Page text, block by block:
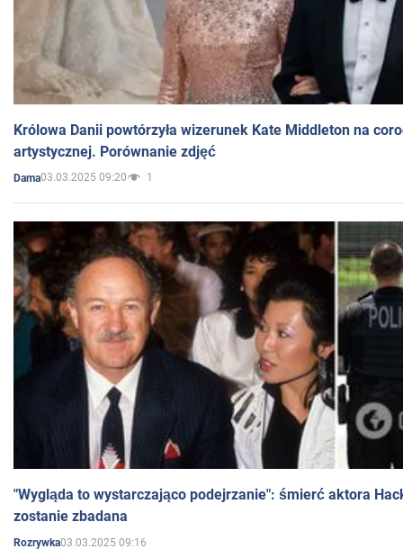
Królowa Danii powtórzyła wizerunek Kate Middleton na
artystycznej. Porównanie zdjęć
Dama03.03.2025 09:20 1
"Wygląda to wystarczająco podejrzanie": śmierć aktora
zostanie zbadana
Rozrywka03.03.2025 09:16